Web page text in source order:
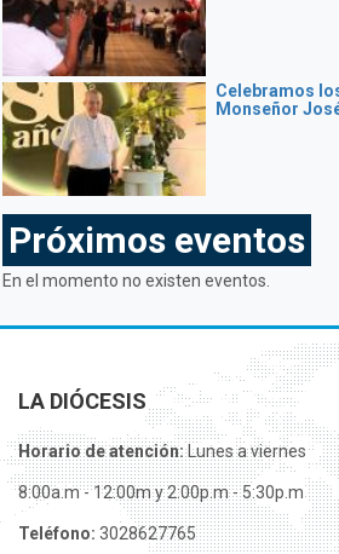
Celebramos
Monseñor
Próximos eventos
En el momento no existen eventos.
LA DIÓCESIS
Horario de atención:Lunes a viernes
8:00a.m - 12:00m y 2:00p.m - 5:30p.m
Teléfono: 3028627765